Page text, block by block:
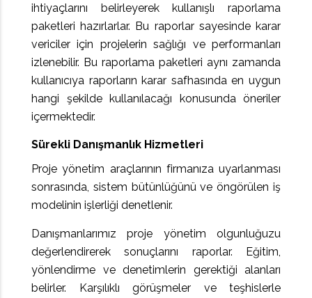
ihtiyaçlarını belirleyerek kullanışlı raporlama
paketleri hazırlarlar. Bu raporlar sayesinde karar
vericiler için projelerin sağlığı ve performanları
izlenebilir. Bu raporlama paketleri aynı zamanda
kullanıcıya raporların karar safhasında en uygun
hangi şekilde kullanılacağı konusunda öneriler
içermektedir.
Sürekli Danışmanlık Hizmetleri
Proje yönetim araçlarının firmanıza uyarlanması
sonrasında, sistem bütünlüğünü ve öngörülen iş
modelinin işlerliği denetlenir.
Danışmanlarımız proje yönetim olgunluğuzu
değerlendirerek sonuçlarını raporlar. Eğitim,
yönlendirme ve denetimlerin gerektiği alanları
belirler. Karşılıklı görüşmeler ve teşhislerle